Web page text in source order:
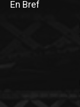
En Bref